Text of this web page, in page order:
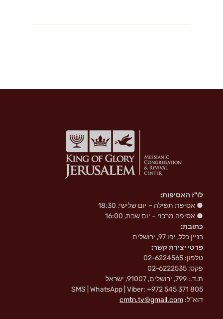
לו"ז האסיפות:
● אסיפת תפילה – יום שלישי, 18:30
● אסיפה מרכזי – יום שבת, 16:00
כתובת:
בניין כלל, יפו 97, ירושלים
פרטי יצירת קשר:
טלפון: 02-6224565
פקס: 02-6222535
ת.ד.: 799, ירושלים, 91007, ישראל
SMS | WhatsApp | Viber: +972 545 371 805
דוא"ל: cmtn.tv@gmail.com